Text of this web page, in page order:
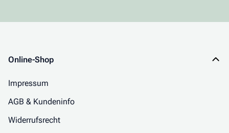
Online-Shop
Impressum
AGB & Kundeninfo
Widerrufsrecht